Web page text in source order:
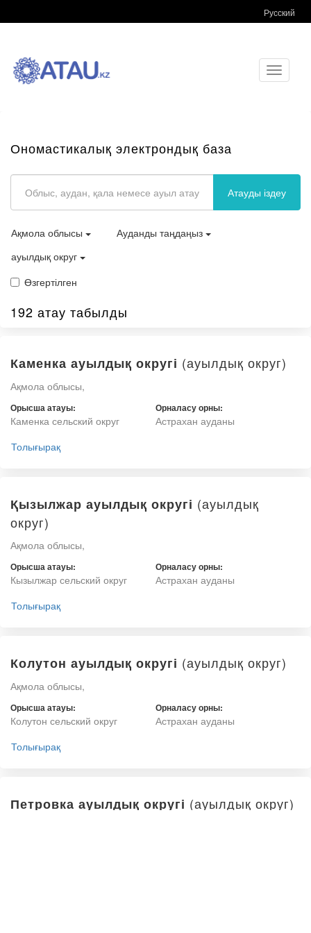
Русский
Toggle
Ономастикалық электрондық база
Атауды іздеу
Ақмола облысы
Ауданды таңдаңыз
ауылдық округ
Өзгертілген
192 атау табылды
Каменка ауылдық округі (ауылдық округ)
Ақмола облысы,
Орысша атауы:
Каменка сельский округ
Орналасу орны:
Астрахан ауданы
Толығырақ
Қызылжар ауылдық округі (ауылдық
округ)
Ақмола облысы,
Орысша атауы:
Кызылжар сельский округ
Орналасу орны:
Астрахан ауданы
Толығырақ
Колутон ауылдық округі (ауылдық округ)
Ақмола облысы,
Орысша атауы:
Колутон сельский округ
Орналасу орны:
Астрахан ауданы
Толығырақ
Петровка ауылдық округі (ауылдық округ)